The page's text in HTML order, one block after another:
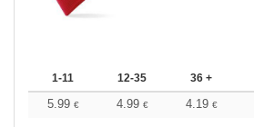
1-11 12-35 36 +
5.99 € 4.99 € 4.19 €